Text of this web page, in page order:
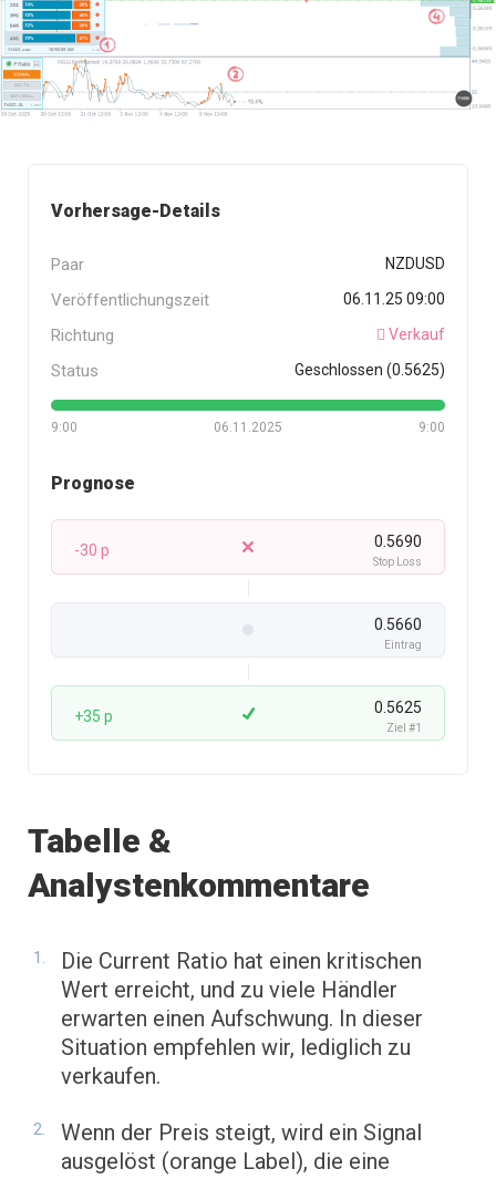
Vorhersage-Details
Paar NZDUSD
Veröffentlichungszeit 06.11.25 09:00
Richtung Verkauf
Status Geschlossen (0.5625)
9:00 9:00
06.11.2025
Prognose
-30 p 0.5690
Stop Loss
0.5660
Eintrag
+35 p 0.5625
Ziel #1
Tabelle &
Analystenkommentare
Die Current Ratio hat einen kritischen
Wert erreicht, und zu viele Händler
erwarten einen Aufschwung. In dieser
Situation empfehlen wir, lediglich zu
verkaufen.
Wenn der Preis steigt, wird ein Signal
ausgelöst (orange Label), die eine